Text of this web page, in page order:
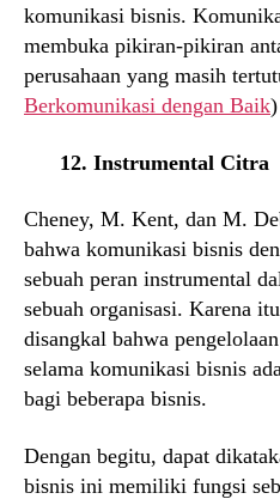
komunikasi bisnis.
membuka pikiran-pikiran
perusahaan yang masih
Berkomunikasi dengan Baik)
12. Instrumental Citra
Cheney, M. Kent, dan M.
bahwa komunikasi bisnis
sebuah peran instrumental
sebuah organisasi. Karena
disangkal bahwa
selama komunikasi bisnis
bagi beberapa bisnis.
Dengan begitu, dapat
bisnis ini memiliki fungsi